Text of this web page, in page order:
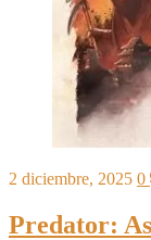
2 diciembre, 2025 0
Predator: